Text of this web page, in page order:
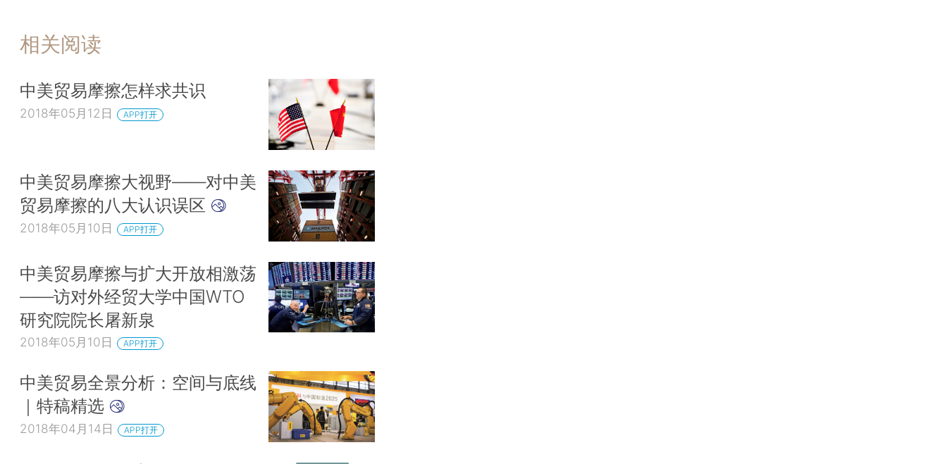
相关阅读
中美贸易摩擦怎样求共识
2018年05月12日 APP打开
中美贸易摩擦大视野——对中美
贸易摩擦的八大认识误区
2018年05月10日 APP打开
中美贸易摩擦与扩大开放相激荡
——访对外经贸大学中国WTO
研究院院长屠新泉
2018年05月10日 APP打开
中美贸易全景分析：空间与底线
｜特稿精选
2018年04月14日 APP打开